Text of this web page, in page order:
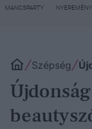
MANCSPARTY
Szépség